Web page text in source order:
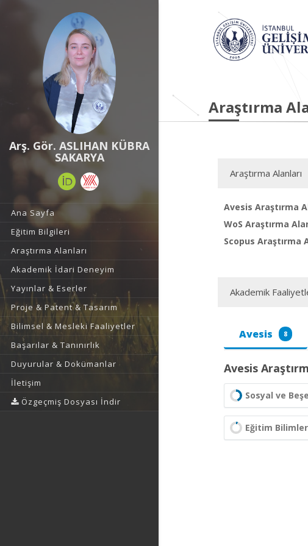
Arş. Gör. ASLIHAN KÜBRA
SAKARYA
Ana Sayfa
Eğitim Bilgileri
Araştırma Alanları
Akademik İdari Deneyim
Yayınlar & Eserler
Proje & Patent & Tasarım
Bilimsel & Mesleki Faaliyetler
Başarılar & Tanınırlık
Duyurular & Dokümanlar
İletişim
Özgeçmiş Dosyası İndir
Araştırma
Araştırma Alanları
Avesis Araştırma
WoS Araştırma
Scopus Araştırma
Akademik
Avesis 8
Avesis
Sosyal ve
Eğitim